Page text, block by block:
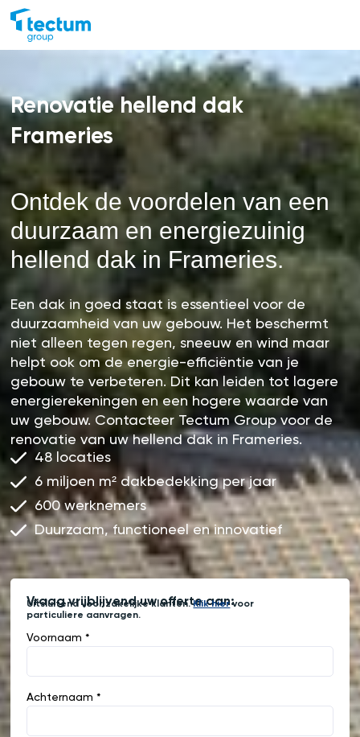
Renovatie hellend dak
Frameries
Ontdek de voordelen van een
duurzaam en energiezuinig
hellend dak in Frameries.
Een dak in goed staat is essentieel voor de
duurzaamheid van uw gebouw. Het beschermt
niet alleen tegen regen, sneeuw en wind maar
helpt ook om de energie-efficiëntie van je
gebouw te verbeteren. Dit kan leiden tot lagere
energierekeningen en een hogere waarde van
uw gebouw. Contacteer Tectum Group voor de
renovatie van uw hellend dak in Frameries.
48 locaties
6 miljoen m² dakbedekking per jaar
600 werknemers
Duurzaam, functioneel en innovatief
Vraag vrijblijvend uw offerte aan:
Uitsluitend voor zakelijke klanten.Klik hiervoor
particuliere aanvragen.
Voornaam *
Achternaam *